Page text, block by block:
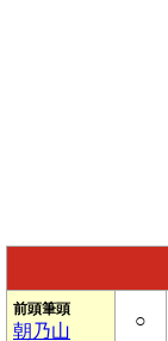
前頭筆頭
朝乃山
○